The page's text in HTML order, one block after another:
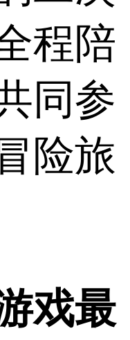
程陪
同参
险旅
戏最